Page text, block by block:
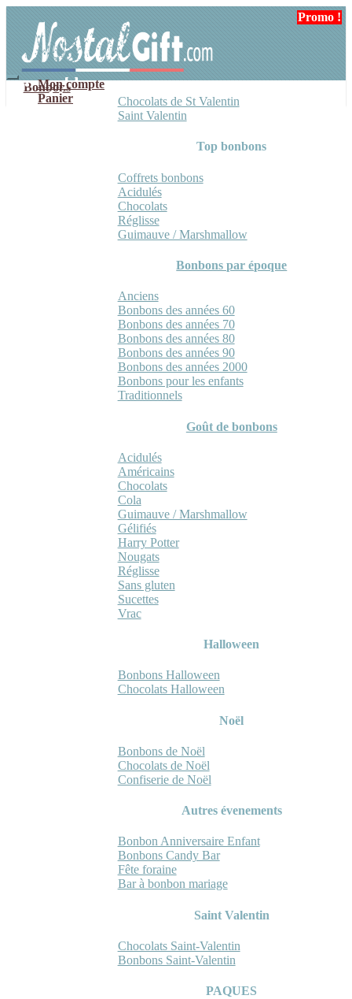
navigation
contenu
Mon compte
Panier
Bonbons
Chocolats de St Valentin
Saint Valentin
Top bonbons
Coffrets bonbons
Acidulés
Chocolats
Réglisse
Guimauve / Marshmallow
Bonbons par époque
Anciens
Bonbons des années 60
Bonbons des années 70
Bonbons des années 80
Bonbons des années 90
Bonbons des années 2000
Bonbons pour les enfants
Traditionnels
Goût de bonbons
Acidulés
Américains
Chocolats
Cola
Guimauve / Marshmallow
Gélifiés
Harry Potter
Nougats
Réglisse
Sans gluten
Sucettes
Vrac
Halloween
Bonbons Halloween
Chocolats Halloween
Noël
Bonbons de Noël
Chocolats de Noël
Confiserie de Noël
Autres évenements
Bonbon Anniversaire Enfant
Bonbons Candy Bar
Fête foraine
Bar à bonbon mariage
Saint Valentin
Chocolats Saint-Valentin
Bonbons Saint-Valentin
PAQUES
Promo !